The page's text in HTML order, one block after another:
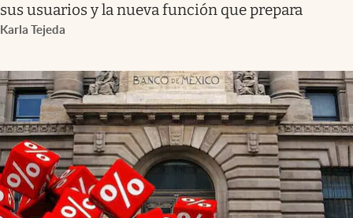
sus usuarios y la nueva función que prepara
Karla Tejeda